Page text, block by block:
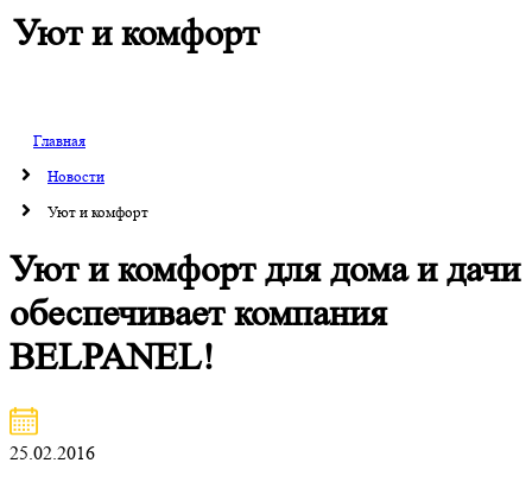
Уют и комфорт
Главная
Новости
Уют и комфорт
Уют и комфорт для дома и дачи
обеспечивает компания
BELPANEL!
25.02.2016